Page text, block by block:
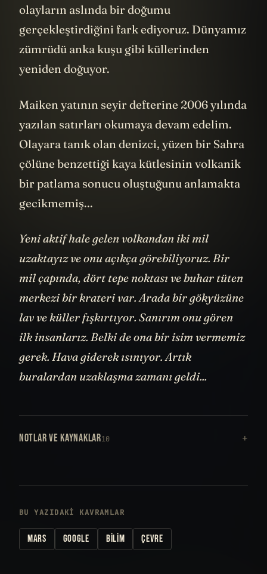
olayların aslında bir doğumu
gerçekleştirdiğini fark ediyoruz. Dünyamız
zümrüdü anka kuşu gibi küllerinden
yeniden doğuyor.
Maiken yatının seyir defterine 2006 yılında
yazılan satırları okumaya devam edelim.
Olayara tanık olan denizci, yüzen bir Sahra
çölüne benzettiği kaya kütlesinin volkanik
bir patlama sonucu oluştuğunu anlamakta
gecikmemiş...
Yeni aktif hale gelen volkandan iki mil
uzaktayız ve onu açıkça görebiliyoruz. Bir
mil çapında, dört tepe noktası ve buhar tüten
merkezi bir krateri var. Arada bir gökyüzüne
lav ve küller fışkırtıyor. Sanırım onu gören
ilk insanlarız. Belki de ona bir isim vermemiz
gerek. Hava giderek ısınıyor. Artık
buralardan uzaklaşma zamanı geldi...
NOTLAR VE KAYNAKLAR10
BU YAZIDAKI KAVRAMLAR
MARS GOOGLE BILIM ÇEVRE